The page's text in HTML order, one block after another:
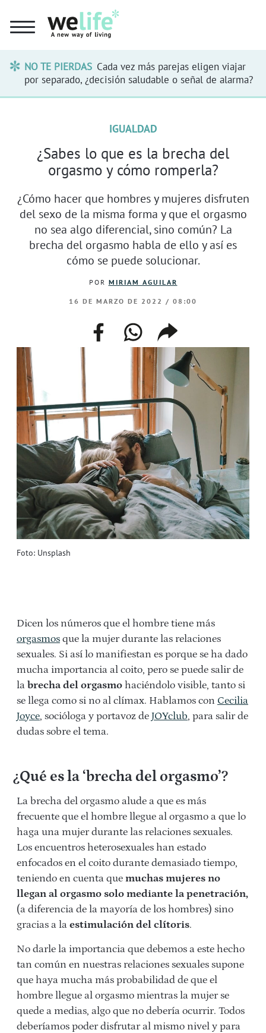
NO TE PIERDAS Cada vez más parejas eligen viajar
por separado, ¿decisión saludable o señal de alarma?
Foto: Unsplash
IGUALDAD
¿Sabes lo que es la brecha del
orgasmo y cómo romperla?
¿Cómo hacer que hombres y mujeres disfruten
del sexo de la misma forma y que el orgasmo
no sea algo diferencial, sino común? La
brecha del orgasmo habla de ello y así es
cómo se puede solucionar.
POR MIRIAM AGUILAR
16 DE MARZO DE 2022 / 08:00
facebookwhatsappcompartir
enlace
Dicen los números que el hombre tiene más
orgasmos que la mujer durante las relaciones
sexuales. Si así lo manifiestan es porque se ha dado
mucha importancia al coito, pero se puede salir de
la brecha del orgasmo haciéndolo visible, tanto si
se llega como si no al clímax. Hablamos con Cecilia
Joyce, socióloga y portavoz de JOYclub, para salir de
dudas sobre el tema.
¿Qué es la ‘brecha del orgasmo’?
La brecha del orgasmo alude a que es más
frecuente que el hombre llegue al orgasmo a que lo
haga una mujer durante las relaciones sexuales.
Los encuentros heterosexuales han estado
enfocados en el coito durante demasiado tiempo,
teniendo en cuenta que muchas mujeres no
llegan al orgasmo solo mediante la penetración,
(a diferencia de la mayoría de los hombres) sino
gracias a la estimulación del clítoris.
No darle la importancia que debemos a este hecho
tan común en nuestras relaciones sexuales supone
que haya mucha más probabilidad de que el
hombre llegue al orgasmo mientras la mujer se
quede a medias, algo que no debería ocurrir. Todos
deberíamos poder disfrutar al mismo nivel y para